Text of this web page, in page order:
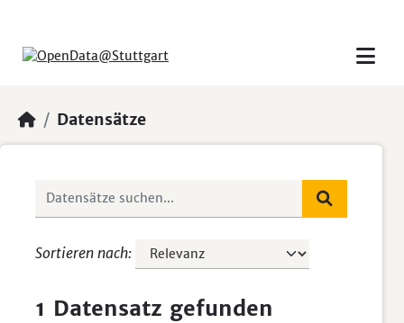
Datensätze
Sortieren nach
1 Datensatz gefunden